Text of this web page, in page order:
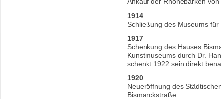
1914
Schließung des Museums
1917
Schenkung des Hauses
Kunstmuseums durch Dr.
schenkt 1922 sein direkt
1920
Neueröffnung des
Bismarckstraße.